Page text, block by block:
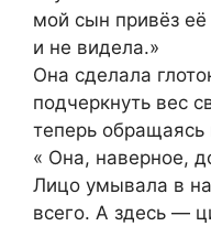
мой сын привёз её
и не видела.»
Она сделала
подчеркнуть вес
теперь обращаясь
« Она, наверное,
Лицо умывала в
всего. А здесь —